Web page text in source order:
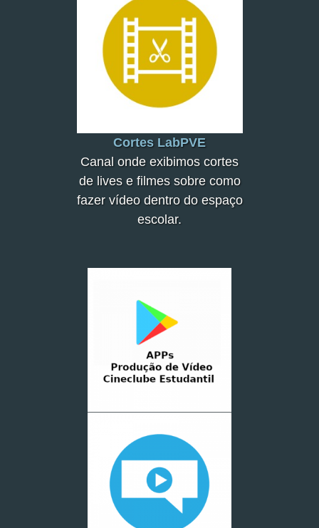
Cortes LabPVE
Canal onde exibimos cortes
de lives e filmes sobre como
fazer vídeo dentro do espaço
escolar.